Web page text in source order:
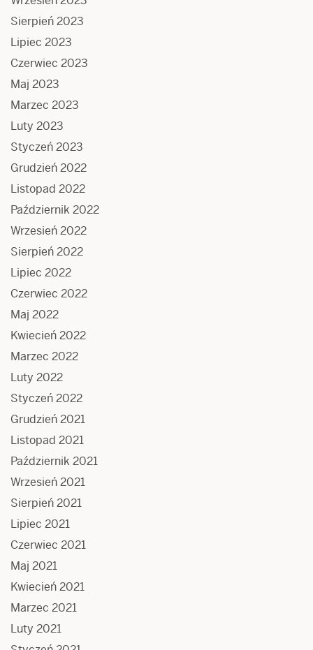
Sierpień 2023
Lipiec 2023
Czerwiec 2023
Maj 2023
Marzec 2023
Luty 2023
Styczeń 2023
Grudzień 2022
Listopad 2022
Październik 2022
Wrzesień 2022
Sierpień 2022
Lipiec 2022
Czerwiec 2022
Maj 2022
Kwiecień 2022
Marzec 2022
Luty 2022
Styczeń 2022
Grudzień 2021
Listopad 2021
Październik 2021
Wrzesień 2021
Sierpień 2021
Lipiec 2021
Czerwiec 2021
Maj 2021
Kwiecień 2021
Marzec 2021
Luty 2021